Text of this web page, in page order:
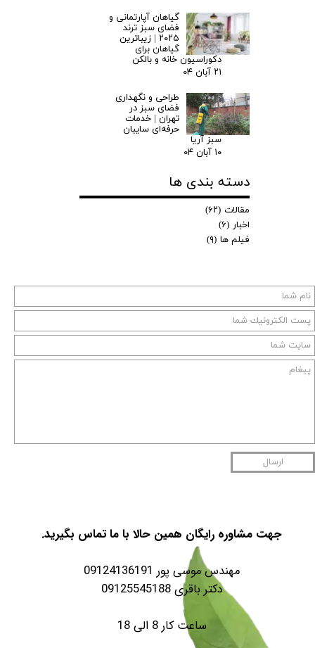
ارسال
گیاهان آپارتمانی و
فضای سبز ترند
۲۰۲۵ | زیباترین
گیاهان برای
دکوراسیون خانه و بالکن
۲۱ آبان ۰۴
طراحی و نگهداری
فضای سبز در
تهران | خدمات
حرفه‌ای سایبان
سبز آریا
۱۰ آبان ۰۴
دسته بندی ها
مقالات (۶۲)
اخبار (۶)
فیلم ها (۹)
جهت مشاوره رایگان همین حالا با ما تماس بگیرید.
مهندس موسی پور 09124136191
دکتر باقری 09125545188
ساعت کار 8 الی 18